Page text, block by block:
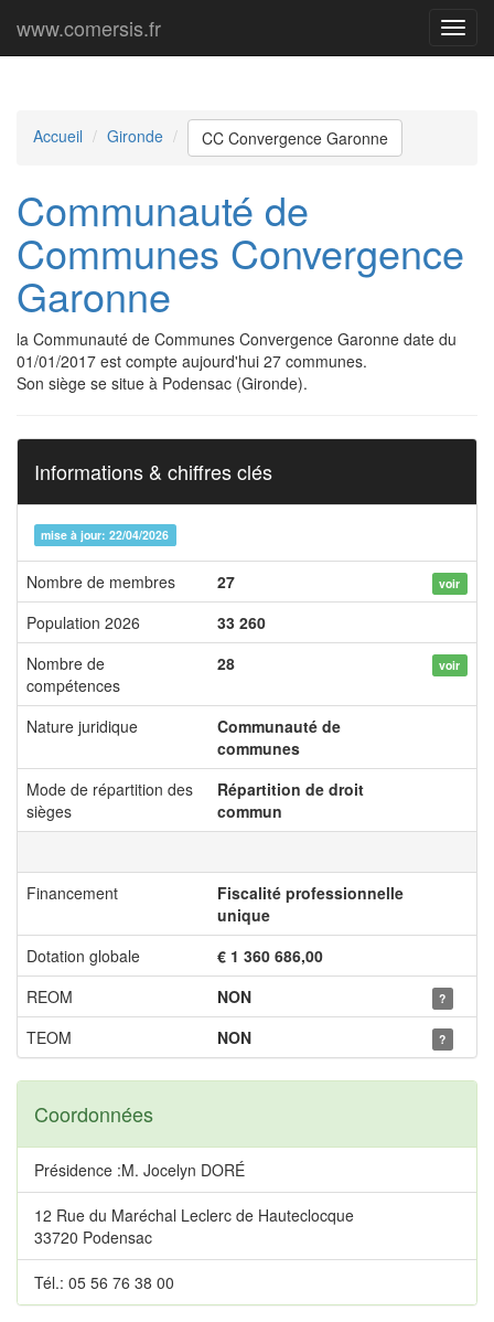
Menu
www.comersis.fr
Accueil Gironde CC Convergence Garonne
Communauté de
Communes Convergence
Garonne
la Communauté de Communes Convergence Garonne date du
01/01/2017 est compte aujourd'hui 27 communes.
Son siège se situe à Podensac (Gironde).
Informations & chiffres clés
mise à jour: 22/04/2026
Nombre de membres 27 voir
Population 2026
33 260
Nombre de
compétences
28 voir
Nature juridique
Communauté de
communes
Mode de répartition des
sièges
Répartition de droit
commun
Financement
Fiscalité professionnelle
unique
Dotation globale
€ 1 360 686,00
REOM
NON ?
TEOM NON ?
Coordonnées
Présidence :M. Jocelyn DORÉ
12 Rue du Maréchal Leclerc de Hauteclocque
33720 Podensac
Tél.: 05 56 76 38 00